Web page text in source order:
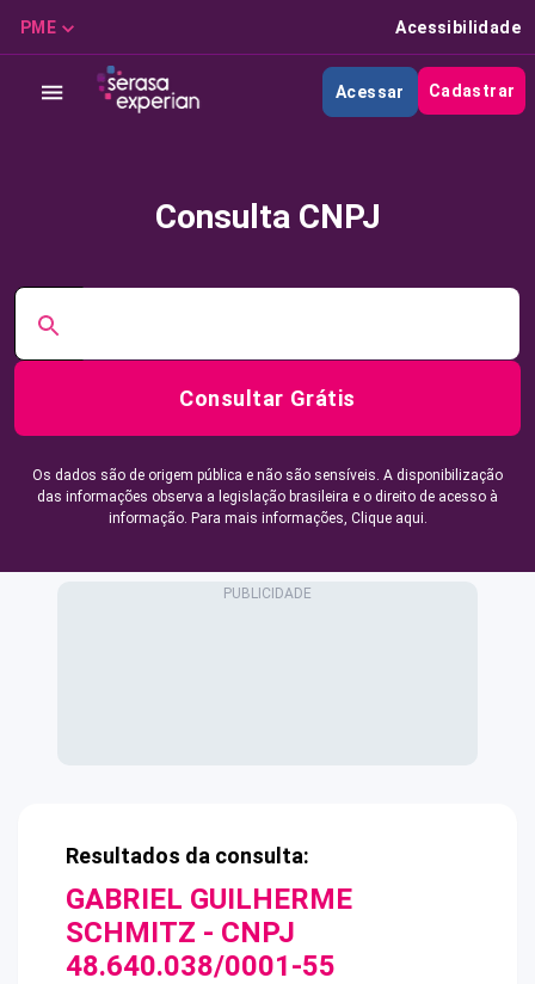
PME Acessibilidade
Acessar Cadastrar
Consulta CNPJ
Consultar Grátis
Os dados são de origem pública e não são sensíveis. A disponibilização
das informações observa a legislação brasileira e o direito de acesso à
informação. Para mais informações, Clique aqui.
Resultados da consulta:
GABRIEL GUILHERME
SCHMITZ - CNPJ
48.640.038/0001-55